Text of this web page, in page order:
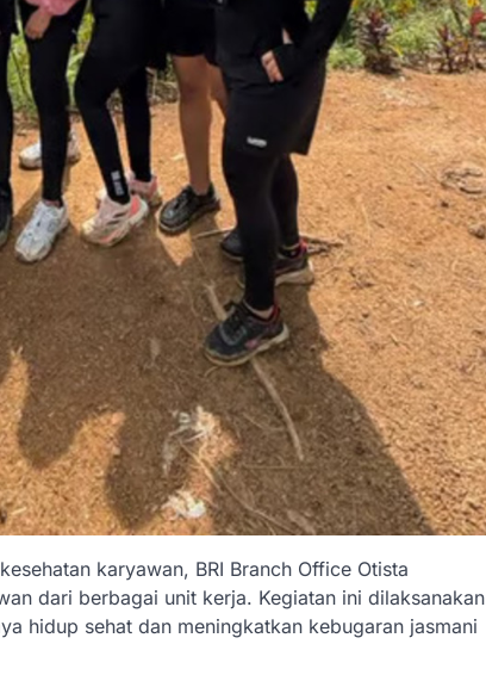
karyawan, BRI Branch Office Otista
dari berbagai unit kerja. Kegiatan ini dilaksanakan
hidup sehat dan meningkatkan kebugaran jasmani